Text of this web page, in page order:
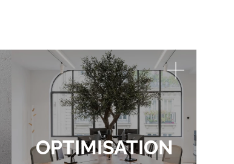
OPTIMISATION